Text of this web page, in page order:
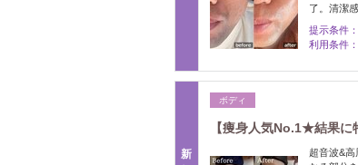
了。清潔
提示条件：
利用条件：
新
ボディ
【痩身人気No.1★結果に
超音波&高